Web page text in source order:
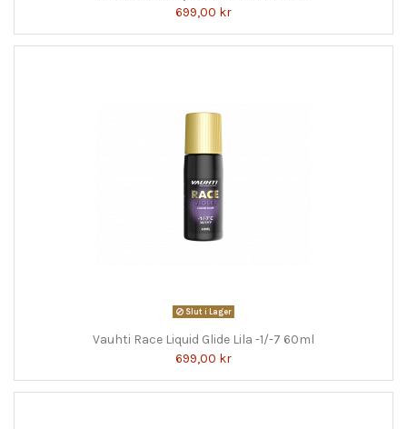
699,00 kr
Slut i Lager
Vauhti Race Liquid Glide Lila -1/-7 60ml
699,00 kr